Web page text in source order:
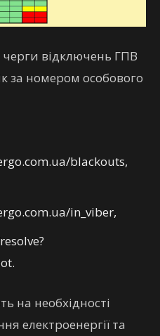
відключень ГПВ
за номером особового
blackouts,
in_viber,
на необхідності
електроенергії та